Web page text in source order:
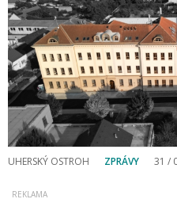
UHERSKÝ OSTROH ZPRÁVY 31 /